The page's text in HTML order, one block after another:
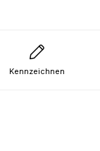
Kennzeichnen